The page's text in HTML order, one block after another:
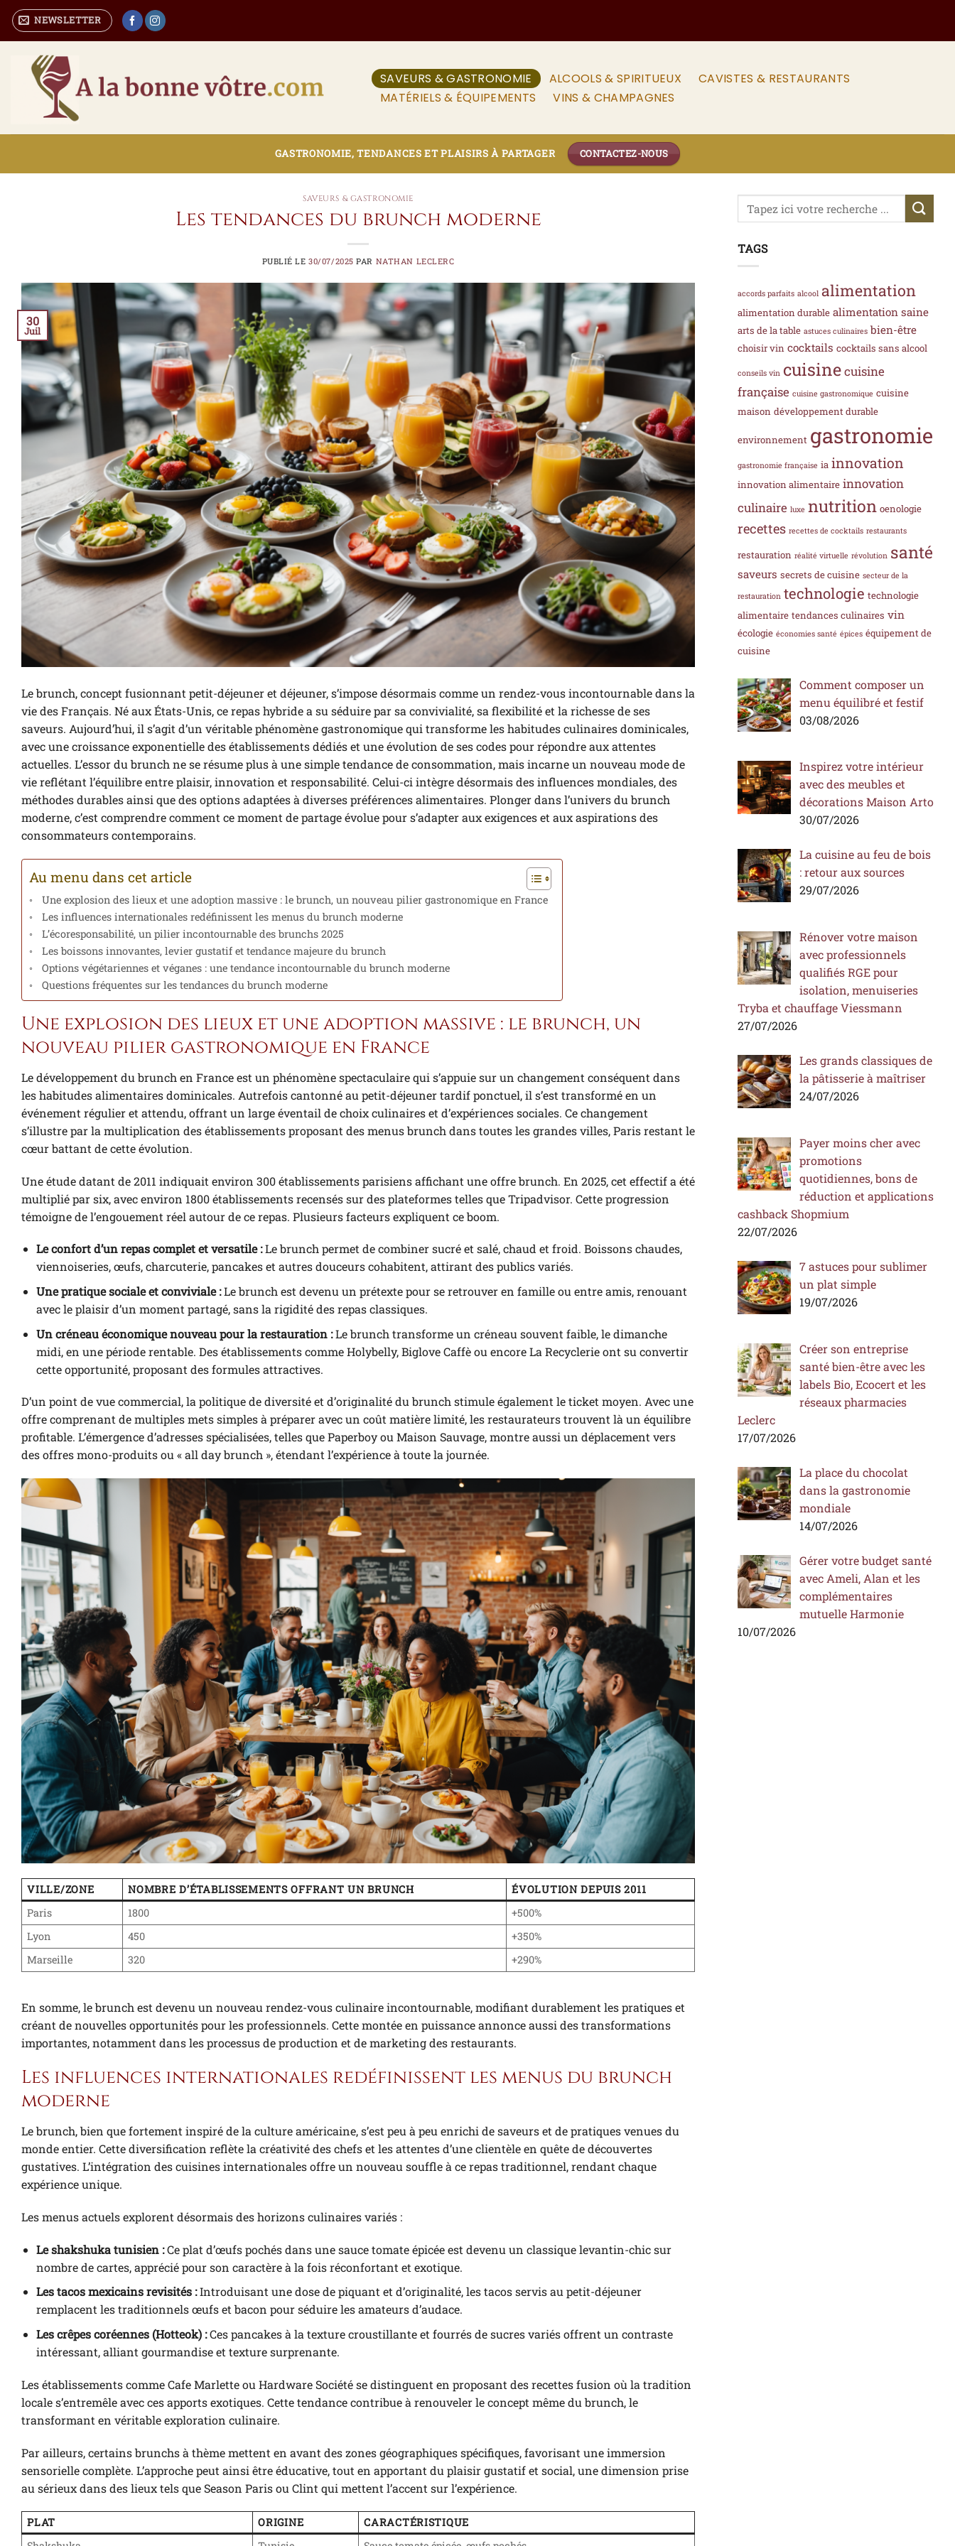
Passer
au
contenu
NEWSLETTER
SAVEURS & GASTRONOMIE ALCOOLS & SPIRITUEUX
CAVISTES & RESTAURANTS
MATÉRIELS & ÉQUIPEMENTS
VINS & CHAMPAGNES
GASTRONOMIE, TENDANCES ET PLAISIRS À PARTAGER CONTACTEZ-NOUS
SAVEURS & GASTRONOMIE
Les tendances du brunch moderne
PUBLIÉ LE30/07/2025 PAR NATHAN LECLERC
30
Juil
Le brunch, concept fusionnant petit-déjeuner et déjeuner, s’impose désormais comme un rendez-vous incontournable dans la
vie des Français. Né aux États-Unis, ce repas hybride a su séduire par sa convivialité, sa flexibilité et la richesse de ses
saveurs. Aujourd’hui, il s’agit d’un véritable phénomène gastronomique qui transforme les habitudes culinaires dominicales,
avec une croissance exponentielle des établissements dédiés et une évolution de ses codes pour répondre aux attentes
actuelles. L’essor du brunch ne se résume plus à une simple tendance de consommation, mais incarne un nouveau mode de
vie reflétant l’équilibre entre plaisir, innovation et responsabilité. Celui-ci intègre désormais des influences mondiales, des
méthodes durables ainsi que des options adaptées à diverses préférences alimentaires. Plonger dans l’univers du brunch
moderne, c’est comprendre comment ce moment de partage évolue pour s’adapter aux exigences et aux aspirations des
consommateurs contemporains.
Au menu dans cet article
Une explosion des lieux et une adoption massive : le brunch, un nouveau pilier gastronomique en France
Les influences internationales redéfinissent les menus du brunch moderne
L’écoresponsabilité, un pilier incontournable des brunchs 2025
Les boissons innovantes, levier gustatif et tendance majeure du brunch
Options végétariennes et véganes : une tendance incontournable du brunch moderne
Questions fréquentes sur les tendances du brunch moderne
Une explosion des lieux et une adoption massive : le brunch, un
nouveau pilier gastronomique en France
Le développement du brunch en France est un phénomène spectaculaire qui s’appuie sur un changement conséquent dans
les habitudes alimentaires dominicales. Autrefois cantonné au petit-déjeuner tardif ponctuel, il s’est transformé en un
événement régulier et attendu, offrant un large éventail de choix culinaires et d’expériences sociales. Ce changement
s’illustre par la multiplication des établissements proposant des menus brunch dans toutes les grandes villes, Paris restant le
cœur battant de cette évolution.
Une étude datant de 2011 indiquait environ 300 établissements parisiens affichant une offre brunch. En 2025, cet effectif a été
multiplié par six, avec environ 1800 établissements recensés sur des plateformes telles que Tripadvisor. Cette progression
témoigne de l’engouement réel autour de ce repas. Plusieurs facteurs expliquent ce boom.
Le confort d’un repas complet et versatile :Le brunch permet de combiner sucré et salé, chaud et froid. Boissons chaudes,
viennoiseries, œufs, charcuterie, pancakes et autres douceurs cohabitent, attirant des publics variés.
Une pratique sociale et conviviale :Le brunch est devenu un prétexte pour se retrouver en famille ou entre amis, renouant
avec le plaisir d’un moment partagé, sans la rigidité des repas classiques.
Un créneau économique nouveau pour la restauration :Le brunch transforme un créneau souvent faible, le dimanche
midi, en une période rentable. Des établissements comme Holybelly, Biglove Caffè ou encore La Recyclerie ont su convertir
cette opportunité, proposant des formules attractives.
D’un point de vue commercial, la politique de diversité et d’originalité du brunch stimule également le ticket moyen. Avec une
offre comprenant de multiples mets simples à préparer avec un coût matière limité, les restaurateurs trouvent là un équilibre
profitable. L’émergence d’adresses spécialisées, telles que Paperboy ou Maison Sauvage, montre aussi un déplacement vers
des offres mono-produits ou « all day brunch », étendant l’expérience à toute la journée.
VILLE/ZONE NOMBRE D’ÉTABLISSEMENTS OFFRANT UN BRUNCH
ÉVOLUTION DEPUIS 2011
Paris
1800
+500%
Lyon
450
+350%
Marseille
320 +290%
En somme, le brunch est devenu un nouveau rendez-vous culinaire incontournable, modifiant durablement les pratiques et
créant de nouvelles opportunités pour les professionnels. Cette montée en puissance annonce aussi des transformations
importantes, notamment dans les processus de production et de marketing des restaurants.
Les influences internationales redéfinissent les menus du brunch
moderne
Le brunch, bien que fortement inspiré de la culture américaine, s’est peu à peu enrichi de saveurs et de pratiques venues du
monde entier. Cette diversification reflète la créativité des chefs et les attentes d’une clientèle en quête de découvertes
gustatives. L’intégration des cuisines internationales offre un nouveau souffle à ce repas traditionnel, rendant chaque
expérience unique.
Les menus actuels explorent désormais des horizons culinaires variés :
Le shakshuka tunisien :Ce plat d’œufs pochés dans une sauce tomate épicée est devenu un classique levantin-chic sur
nombre de cartes, apprécié pour son caractère à la fois réconfortant et exotique.
Les tacos mexicains revisités :Introduisant une dose de piquant et d’originalité, les tacos servis au petit-déjeuner
remplacent les traditionnels œufs et bacon pour séduire les amateurs d’audace.
Les crêpes coréennes (Hotteok) :Ces pancakes à la texture croustillante et fourrés de sucres variés offrent un contraste
intéressant, alliant gourmandise et texture surprenante.
Les établissements comme Cafe Marlette ou Hardware Société se distinguent en proposant des recettes fusion où la tradition
locale s’entremêle avec ces apports exotiques. Cette tendance contribue à renouveler le concept même du brunch, le
transformant en véritable exploration culinaire.
Par ailleurs, certains brunchs à thème mettent en avant des zones géographiques spécifiques, favorisant une immersion
sensorielle complète. L’approche peut ainsi être éducative, tout en apportant du plaisir gustatif et social, une dimension prise
au sérieux dans des lieux tels que Season Paris ou Clint qui mettent l’accent sur l’expérience.
PLAT ORIGINE
CARACTÉRISTIQUE
TAGS
accords parfaits alcool alimentation
alimentation durable alimentation saine
arts de la table astuces culinaires bien-être
choisir vin cocktails cocktails sans alcool
conseils vin cuisinecuisine
française cuisine gastronomique cuisine
maison développement durable
environnement gastronomie
gastronomie française ia innovation
innovation alimentaire innovation
culinaire luxe nutrition oenologie
recettes recettes de cocktails restaurants
restauration réalité virtuelle révolution santé
saveurs secrets de cuisine secteur de la
restauration technologie technologie
alimentaire tendances culinaires vin
écologie économies santé épices équipement de
cuisine
Comment composer un
menu équilibré et festif
03/08/2026
Inspirez votre intérieur
avec des meubles et
décorations Maison Arto
30/07/2026
La cuisine au feu de bois
: retour aux sources
29/07/2026
Rénover votre maison
avec professionnels
qualifiés RGE pour
isolation, menuiseries
Tryba et chauffage Viessmann
27/07/2026
Les grands classiques de
la pâtisserie à maîtriser
24/07/2026
Payer moins cher avec
promotions
quotidiennes, bons de
réduction et applications
cashback Shopmium
22/07/2026
7 astuces pour sublimer
un plat simple
19/07/2026
Créer son entreprise
santé bien-être avec les
labels Bio, Ecocert et les
réseaux pharmacies
Leclerc
17/07/2026
La place du chocolat
dans la gastronomie
mondiale
14/07/2026
Gérer votre budget santé
avec Ameli, Alan et les
complémentaires
mutuelle Harmonie
10/07/2026